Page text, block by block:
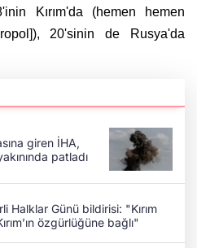
Kırım'da (hemen hemen
20'sinin de Rusya'da
giren İHA,
patladı
Halklar Günü bildirisi: "Kırım
özgürlüğüne bağlı"